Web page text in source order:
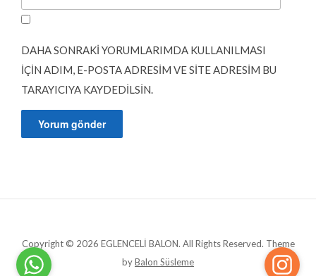
DAHA SONRAKI YORUMLARIMDA KULLANILMASI
IÇIN ADIM, E-POSTA ADRESIM VE SITE ADRESIM BU
TARAYICIYA KAYDEDILSIN.
Copyright © 2026 EGLENCELİ BALON. All Rights Reserved. Theme
byBalon Süsleme